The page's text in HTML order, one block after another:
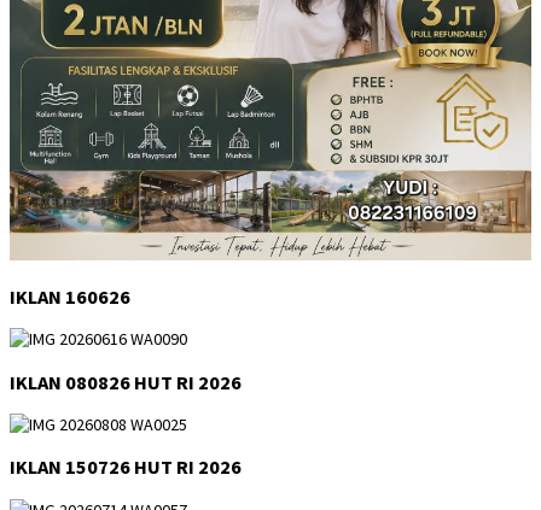
IKLAN 160626
IKLAN 080826 HUT RI 2026
IKLAN 150726 HUT RI 2026